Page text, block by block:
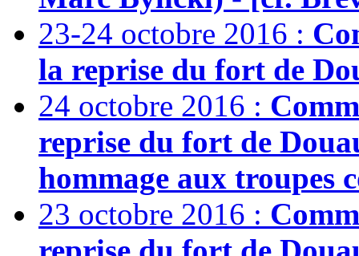
23-24 octobre 2016 :
la reprise du fort de
24 octobre 2016 :
reprise du fort de
hommage aux troupes
23 octobre 2016 :